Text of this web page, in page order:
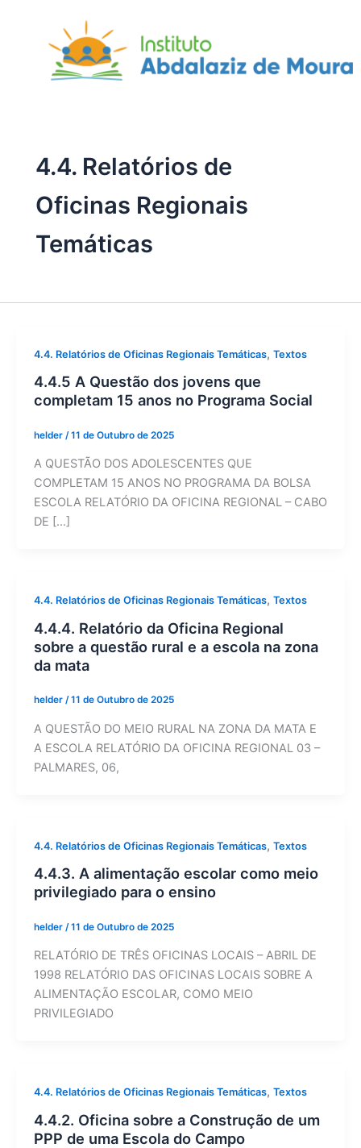
4.4. Relatórios de
Oficinas Regionais
Temáticas
4.4. Relatórios de Oficinas Regionais Temáticas, Textos
4.4.5 A Questão dos jovens que
completam 15 anos no Programa Social
helder /11 de Outubro de 2025
A QUESTÃO DOS ADOLESCENTES QUE
COMPLETAM 15 ANOS NO PROGRAMA DA BOLSA
ESCOLA RELATÓRIO DA OFICINA REGIONAL – CABO
DE […]
4.4. Relatórios de Oficinas Regionais Temáticas, Textos
4.4.4. Relatório da Oficina Regional
sobre a questão rural e a escola na zona
da mata
helder /11 de Outubro de 2025
A QUESTÃO DO MEIO RURAL NA ZONA DA MATA E
A ESCOLA RELATÓRIO DA OFICINA REGIONAL 03 –
PALMARES, 06,
4.4. Relatórios de Oficinas Regionais Temáticas, Textos
4.4.3. A alimentação escolar como meio
privilegiado para o ensino
helder /11 de Outubro de 2025
RELATÓRIO DE TRÊS OFICINAS LOCAIS – ABRIL DE
1998 RELATÓRIO DAS OFICINAS LOCAIS SOBRE A
ALIMENTAÇÃO ESCOLAR, COMO MEIO
PRIVILEGIADO
4.4. Relatórios de Oficinas Regionais Temáticas, Textos
4.4.2. Oficina sobre a Construção de um
PPP de uma Escola do Campo